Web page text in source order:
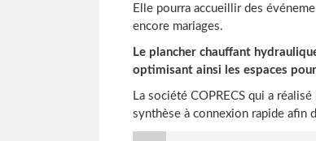
Elle pourra accueillir des
encore mariages.
Le plancher chauffant
optimisant ainsi les espaces
La société COPRECS qui a
synthèse à connexion rapide afin